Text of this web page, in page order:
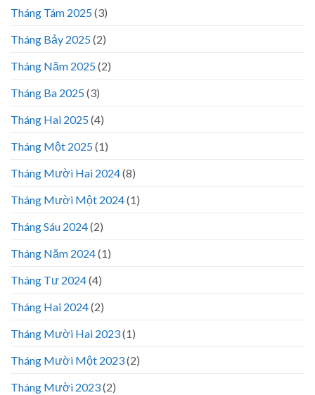
Tháng Tám 2025(3)
Tháng Bảy 2025(2)
Tháng Năm 2025(2)
Tháng Ba 2025(3)
Tháng Hai 2025(4)
Tháng Một 2025(1)
Tháng Mười Hai 2024(8)
Tháng Mười Một 2024(1)
Tháng Sáu 2024(2)
Tháng Năm 2024(1)
Tháng Tư 2024(4)
Tháng Hai 2024(2)
Tháng Mười Hai 2023(1)
Tháng Mười Một 2023(2)
Tháng Mười 2023(2)